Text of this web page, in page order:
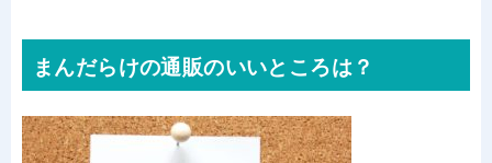
まんだらけの通販のいいところは？